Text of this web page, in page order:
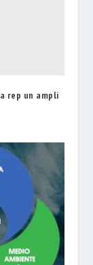
rep un ampli